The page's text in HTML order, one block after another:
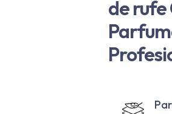
de